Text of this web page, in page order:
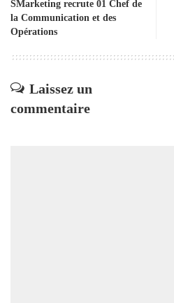
SMarketing recrute 01 Chef de
la Communication et des
Opérations
Laissez un
commentaire